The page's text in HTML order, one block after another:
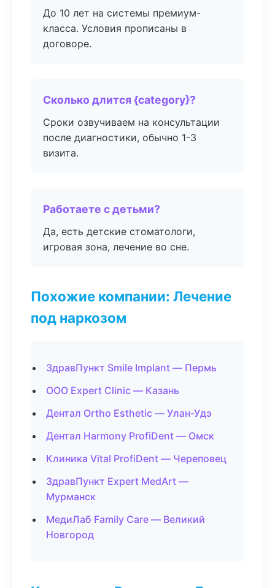
До 10 лет на системы премиум-
класса. Условия прописаны в
договоре.
Сколько длится {category}?
Сроки озвучиваем на консультации
после диагностики, обычно 1-3
визита.
Работаете с детьми?
Да, есть детские стоматологи,
игровая зона, лечение во сне.
Похожие компании: Лечение
под наркозом
ЗдравПункт Smile Implant — Пермь
ООО Expert Clinic — Казань
Дентал Ortho Esthetic — Улан-Удэ
Дентал Harmony ProfiDent — Омск
Клиника Vital ProfiDent — Череповец
ЗдравПункт Expert MedArt —
Мурманск
МедиЛаб Family Care — Великий
Новгород